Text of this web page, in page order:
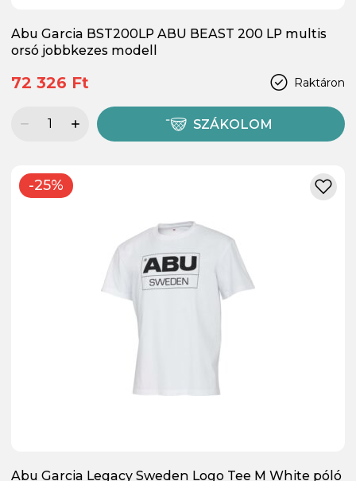
Abu Garcia BST200LP ABU BEAST 200 LP multis
orsó jobbkezes modell
Raktáron
72 326 Ft
SZÁKOLOM
-25%
Abu Garcia Legacy Sweden Logo Tee M White póló